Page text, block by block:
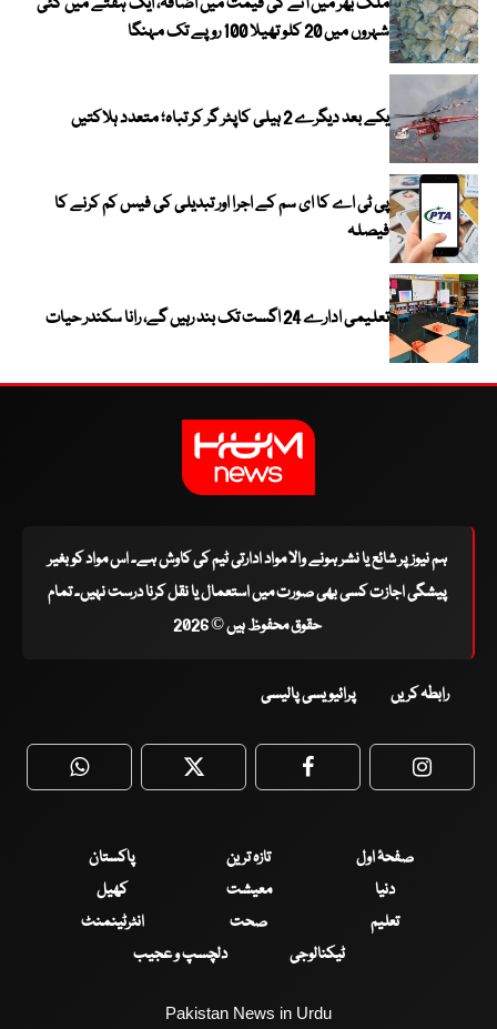
شہروں میں 20 کلو تھیلا 100 روپے تک مہنگا
یکے بعد دیگرے 2 ہیلی کاپٹر گر کر تباہ؛ متعدد ہلاکتیں
پی ٹی اے کا ای سم کے اجرا اور تبدیلی کی فیس کم کرنے کا
فیصلہ
تعلیمی ادارے 24 اگست تک بند رہیں گے، رانا سکندر حیات
ہم نیوز پر شائع یا نشر ہونے والا مواد ادارتی ٹیم کی کاوش ہے۔ اس مواد کو بغیر
پیشگی اجازت کسی بھی صورت میں استعمال یا نقل کرنا درست نہیں۔ تمام
حقوق محفوظ ہیں © 2026
رابطہ کریں پرائیویسی پالیسی
WhatsApp Twitter Facebook
صفحۂ اول تازہ ترین
پاکستان
دنیا
معیشت
کھیل
تعلیم
صحت
انٹرٹینمنٹ
ٹیکنالوجی
دلچسپ و عجیب
Pakistan News in Urdu